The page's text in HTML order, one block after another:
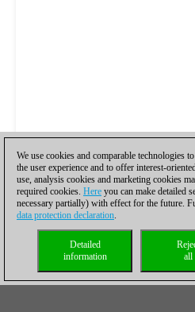
We use cookies and comparable technologies
the user experience and to offer interest-
use, analysis cookies and marketing cookies
required cookies. Here you can make detailed
necessary partially) with effect for the future.
data protection declaration.
all
Detailed
information